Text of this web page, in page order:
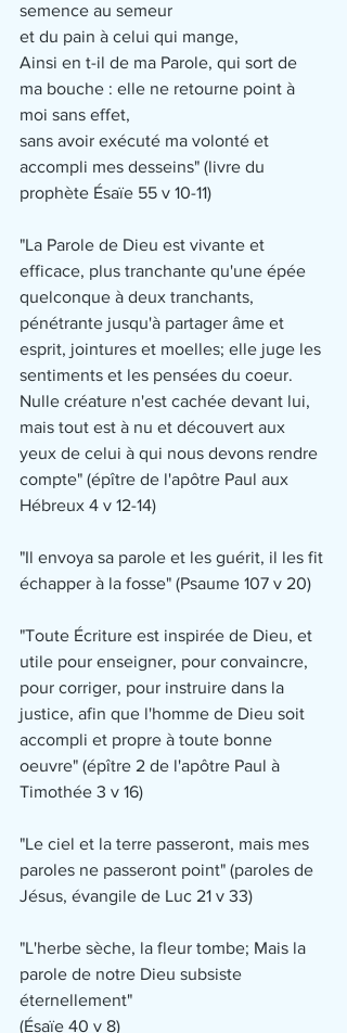
semence au semeur
et du pain à celui qui mange,
Ainsi en t-il de ma Parole, qui sort de
ma bouche : elle ne retourne point à
moi sans effet,
sans avoir exécuté ma volonté et
accompli mes desseins" (livre du
prophète Ésaïe 55 v 10-11)
"La Parole de Dieu est vivante et
efficace, plus tranchante qu'une épée
quelconque à deux tranchants,
pénétrante jusqu'à partager âme et
esprit, jointures et moelles; elle juge les
sentiments et les pensées du coeur.
Nulle créature n'est cachée devant lui,
mais tout est à nu et découvert aux
yeux de celui à qui nous devons rendre
compte" (épître de l'apôtre Paul aux
Hébreux 4 v 12-14)
"Il envoya sa parole et les guérit, il les fit
échapper à la fosse" (Psaume 107 v 20)
"Toute Écriture est inspirée de Dieu, et
utile pour enseigner, pour convaincre,
pour corriger, pour instruire dans la
justice, afin que l'homme de Dieu soit
accompli et propre à toute bonne
oeuvre" (épître 2 de l'apôtre Paul à
Timothée 3 v 16)
"Le ciel et la terre passeront, mais mes
paroles ne passeront point" (paroles de
Jésus, évangile de Luc 21 v 33)
"L'herbe sèche, la fleur tombe; Mais la
parole de notre Dieu subsiste
éternellement"
(Ésaïe 40 v 8)